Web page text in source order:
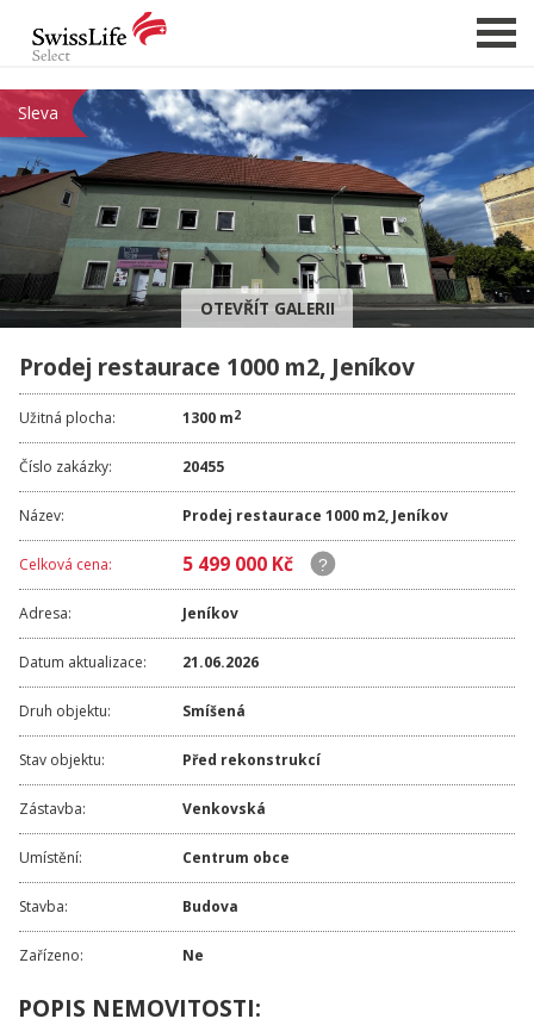
NABÍDKA NEMOVITOSTÍ
CHCI PRODAT / PRONAJMOUT
HLÍDAT NOVÉ NABÍDKY
CHCI OCENIT NEMOVITOST
O NÁS
REFERENCE
SLUŽBY
KARIÉRA
FINANCOVÁNÍ / HYPOTÉKA
Sleva
OTEVŘÍT GALERII
Prodej restaurace 1000 m2, Jeníkov
Užitná plocha: 1300 m2
Číslo zakázky: 20455
Název: Prodej restaurace 1000 m2, Jeníkov
Celková cena: 5 499 000 Kč
Adresa: Jeníkov
Datum aktualizace: 21.06.2026
Druh objektu: Smíšená
Stav objektu: Před rekonstrukcí
Zástavba: Venkovská
Umístění: Centrum obce
Stavba: Budova
Zařízeno: Ne
POPIS NEMOVITOSTI: